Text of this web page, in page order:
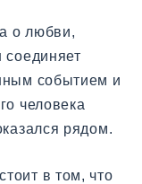
о любви,
событием и
человека
рядом.
в том, что